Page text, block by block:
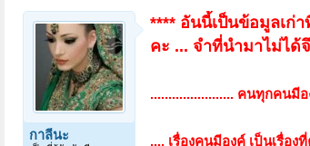
กาลีนะ
**** อันนี้เป็นข้อมูลเก่
คะ ... จำที่นำมาไม่ได้
....................... คนทุกคนมีอ
.... เรื่องคนมีองค์ เป็นเรื่อ